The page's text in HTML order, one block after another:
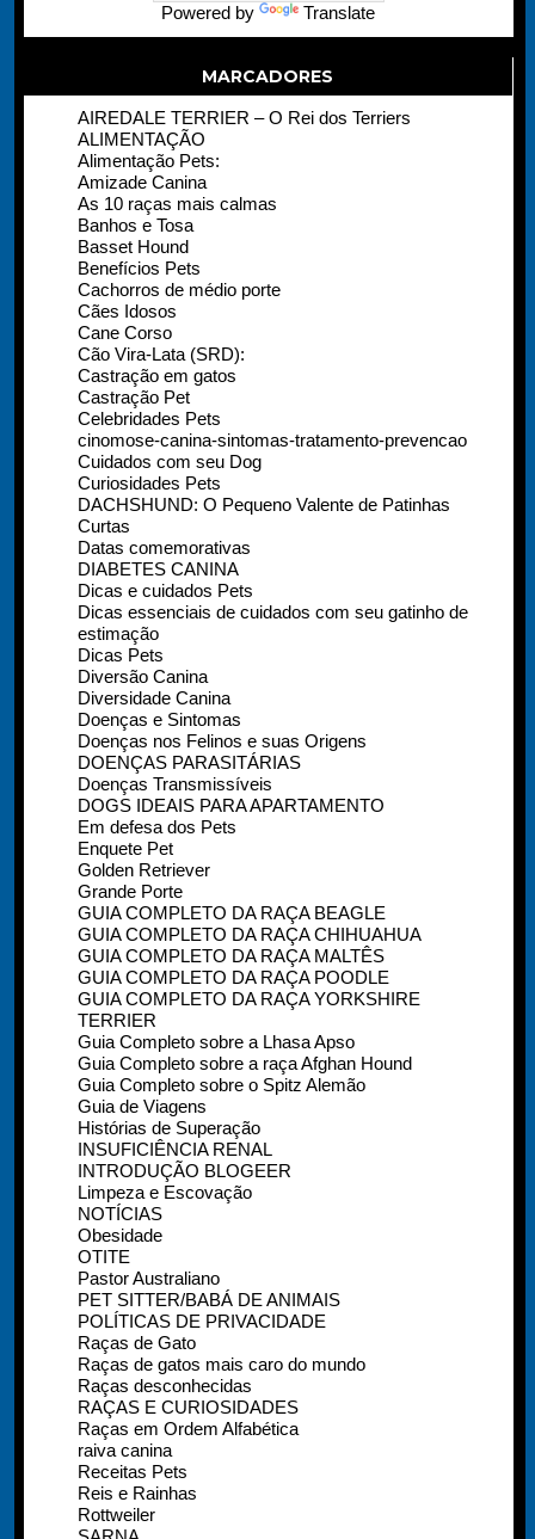
Powered by Translate
MARCADORES
AIREDALE TERRIER – O Rei dos Terriers
ALIMENTAÇÃO
Alimentação Pets:
Amizade Canina
As 10 raças mais calmas
Banhos e Tosa
Basset Hound
Benefícios Pets
Cachorros de médio porte
Cães Idosos
Cane Corso
Cão Vira-Lata (SRD):
Castração em gatos
Castração Pet
Celebridades Pets
cinomose-canina-sintomas-tratamento-prevencao
Cuidados com seu Dog
Curiosidades Pets
DACHSHUND: O Pequeno Valente de Patinhas
Curtas
Datas comemorativas
DIABETES CANINA
Dicas e cuidados Pets
Dicas essenciais de cuidados com seu gatinho de
estimação
Dicas Pets
Diversão Canina
Diversidade Canina
Doenças e Sintomas
Doenças nos Felinos e suas Origens
DOENÇAS PARASITÁRIAS
Doenças Transmissíveis
DOGS IDEAIS PARA APARTAMENTO
Em defesa dos Pets
Enquete Pet
Golden Retriever
Grande Porte
GUIA COMPLETO DA RAÇA BEAGLE
GUIA COMPLETO DA RAÇA CHIHUAHUA
GUIA COMPLETO DA RAÇA MALTÊS
GUIA COMPLETO DA RAÇA POODLE
GUIA COMPLETO DA RAÇA YORKSHIRE
TERRIER
Guia Completo sobre a Lhasa Apso
Guia Completo sobre a raça Afghan Hound
Guia Completo sobre o Spitz Alemão
Guia de Viagens
Histórias de Superação
INSUFICIÊNCIA RENAL
INTRODUÇÃO BLOGEER
Limpeza e Escovação
NOTÍCIAS
Obesidade
OTITE
Pastor Australiano
PET SITTER/BABÁ DE ANIMAIS
POLÍTICAS DE PRIVACIDADE
Raças de Gato
Raças de gatos mais caro do mundo
Raças desconhecidas
RAÇAS E CURIOSIDADES
Raças em Ordem Alfabética
raiva canina
Receitas Pets
Reis e Rainhas
Rottweiler